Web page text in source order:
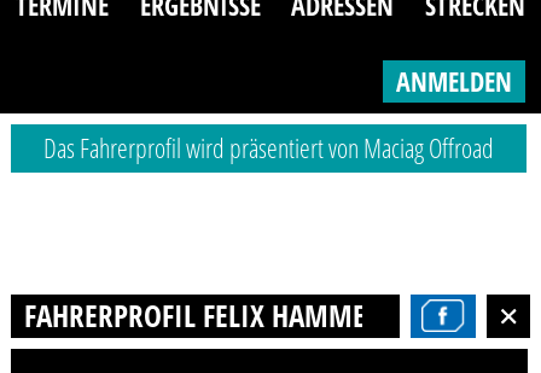
ANMELDEN
Das Fahrerprofil wird präsentiert von Maciag Offroad
FAHRERPROFIL FELIX HAMMER